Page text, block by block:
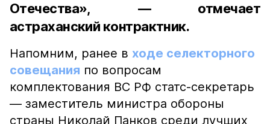
Отечества», — отмечает
астраханский контрактник.
Напомним, ранее в ходе селекторного
совещания по вопросам
комплектования ВС РФ статс-секретарь
— заместитель министра обороны
страны Николай Панков среди лучших